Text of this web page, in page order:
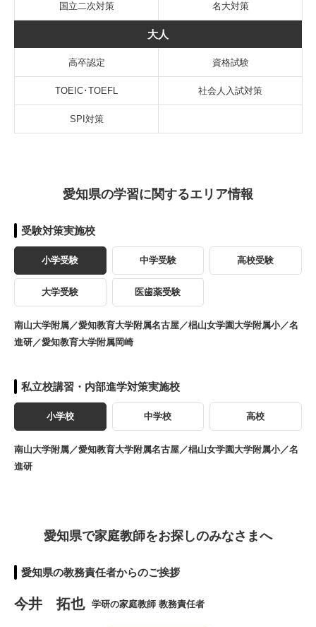
国立二次対策 名大対策
大人
高卒認定 資格試験
TOEIC･TOEFL 社会人入試対策
SPI対策
愛知県の学習に関するエリア情報
受験対策実施校
小学受験 中学受験 高校受験
大学受験 医歯薬受験
南山大学附属／愛知教育大学附属名古屋／椙山女学園大学附属小／名
進研／愛知教育大学附属岡崎
私立校講習・内部進学対策実施校
小学校 中学校 高校
南山大学附属／愛知教育大学附属名古屋／椙山女学園大学附属小／名
進研
愛知県で家庭教師をお探しのみなさまへ
愛知県の教務責任者からのご挨拶
今井 拓也 学研の家庭教師 教務責任者